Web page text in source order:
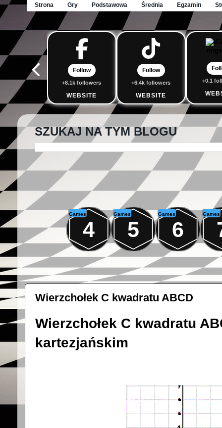
Strona Gry Podstawowa Średnia Egzamin
Follow
+8.1k followers
WEBSITE
Follow
+6.4k followers
WEBSITE
+0.1
SZUKAJ NA TYM BLOGU
Games
4
Games
5
Games
6
Games
Wierzchołek C kwadratu ABCD
Wierzchołek C kwadratu
kartezjańskim